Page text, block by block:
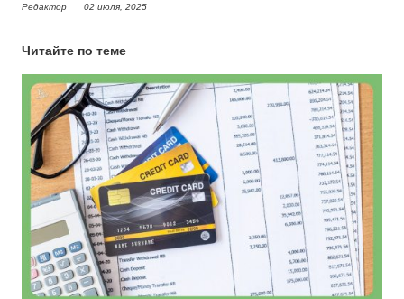
Редактор 02 июля, 2025
Читайте по теме